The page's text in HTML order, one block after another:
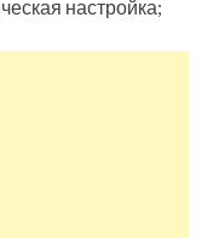
настройка;